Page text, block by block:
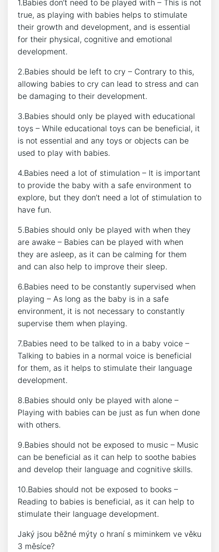
1.Babies don’t need to be played with – This is not
true, as playing with babies helps to stimulate
their growth and development, and is essential
for their physical, cognitive and emotional
development.
2.Babies should be left to cry – Contrary to this,
allowing babies to cry can lead to stress and can
be damaging to their development.
3.Babies should only be played with educational
toys – While educational toys can be beneficial, it
is not essential and any toys or objects can be
used to play with babies.
4.Babies need a lot of stimulation – It is important
to provide the baby with a safe environment to
explore, but they don’t need a lot of stimulation to
have fun.
5.Babies should only be played with when they
are awake – Babies can be played with when
they are asleep, as it can be calming for them
and can also help to improve their sleep.
6.Babies need to be constantly supervised when
playing – As long as the baby is in a safe
environment, it is not necessary to constantly
supervise them when playing.
7.Babies need to be talked to in a baby voice –
Talking to babies in a normal voice is beneficial
for them, as it helps to stimulate their language
development.
8.Babies should only be played with alone –
Playing with babies can be just as fun when done
with others.
9.Babies should not be exposed to music – Music
can be beneficial as it can help to soothe babies
and develop their language and cognitive skills.
10.Babies should not be exposed to books –
Reading to babies is beneficial, as it can help to
stimulate their language development.
Jaký jsou běžné mýty o hraní s miminkem ve věku
3 měsíce?